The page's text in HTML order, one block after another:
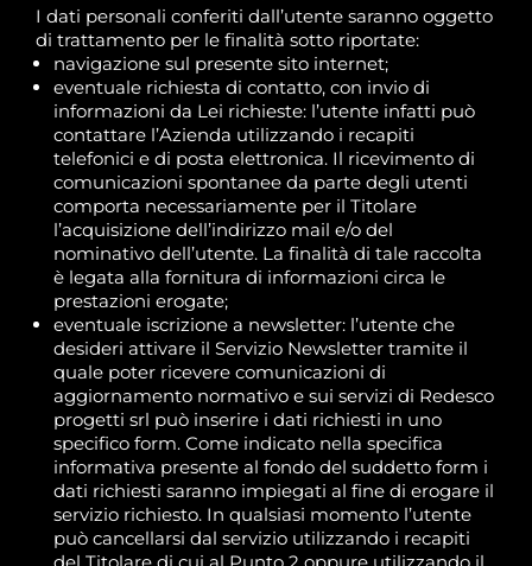
I dati personali conferiti dall’utente saranno oggetto
di trattamento per le finalità sotto riportate:
navigazione sul presente sito internet;
eventuale richiesta di contatto, con invio di
informazioni da Lei richieste: l’utente infatti può
contattare l’Azienda utilizzando i recapiti
telefonici e di posta elettronica. Il ricevimento di
comunicazioni spontanee da parte degli utenti
comporta necessariamente per il Titolare
l’acquisizione dell’indirizzo mail e/o del
nominativo dell’utente. La finalità di tale raccolta
è legata alla fornitura di informazioni circa le
prestazioni erogate;
eventuale iscrizione a newsletter: l’utente che
desideri attivare il Servizio Newsletter tramite il
quale poter ricevere comunicazioni di
aggiornamento normativo e sui servizi di Redesco
progetti srl può inserire i dati richiesti in uno
specifico form. Come indicato nella specifica
informativa presente al fondo del suddetto form i
dati richiesti saranno impiegati al fine di erogare il
servizio richiesto. In qualsiasi momento l’utente
può cancellarsi dal servizio utilizzando i recapiti